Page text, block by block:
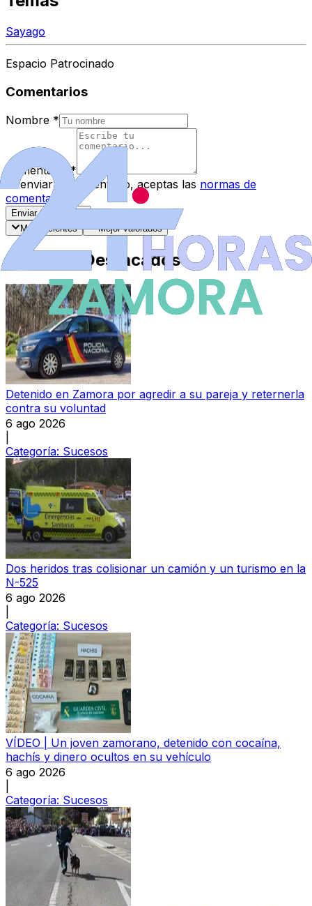
Sayago
Espacio Patrocinado
Comentarios
Nombre *
Comentario
*
Al enviar tu comentario, aceptas las normas de
comentarios
Enviar Comentario
Más recientes
Mejor valorados
Artículos Destacados
Detenido en Zamora por agredir a su pareja y reternerla
contra su voluntad
6 ago 2026
Categoría: Sucesos
Dos heridos tras colisionar un camión y un turismo en la
N-525
6 ago 2026
Categoría: Sucesos
VÍDEO | Un joven zamorano, detenido con cocaína,
hachís y dinero ocultos en su vehículo
6 ago 2026
Categoría: Sucesos